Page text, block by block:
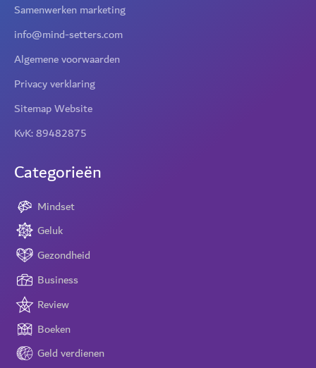
Samenwerken marketing
info@mind-setters.com
Algemene voorwaarden
Privacy verklaring
Sitemap Website
KvK: 89482875
Categorieën
Mindset
Geluk
Gezondheid
Business
Review
Boeken
Geld verdienen